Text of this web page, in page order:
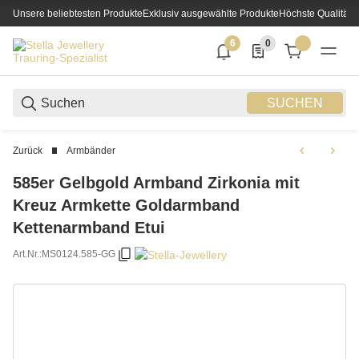
Unsere beliebtesten ProdukteExklusiv ausgewählte ProdukteHöchste Qualität
SUCHEN
6
6 neue Notifizierungen
0
0 Produkte in der
Zurück Armbänder
585er Gelbgold Armband Zirkonia mit
Kreuz Armkette Goldarmband
Kettenarmband Etui
Art.Nr.:MS0124.585-GG